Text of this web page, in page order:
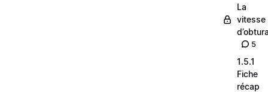
La
vitesse
5
1.5.1
Fiche
récap